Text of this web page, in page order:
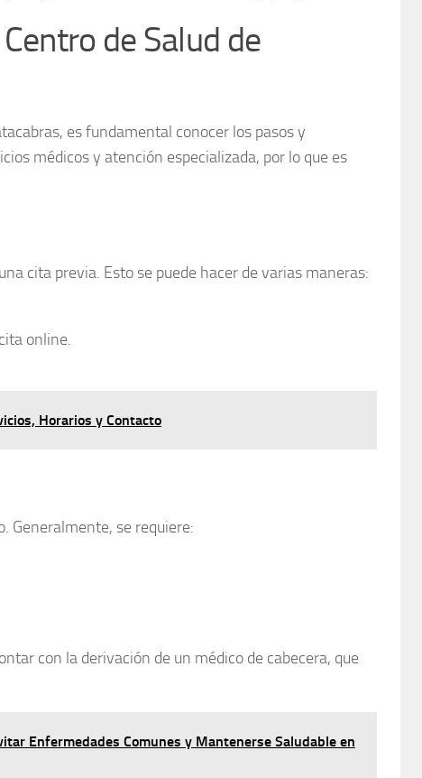
de Salud de
, es fundamental conocer los pasos y
médicos y atención especializada, por lo que es
cita previa. Esto se puede hacer de varias maneras:
online.
Horarios y Contacto
Generalmente, se requiere:
con la derivación de un médico de cabecera, que
Enfermedades Comunes y Mantenerse Saludable en